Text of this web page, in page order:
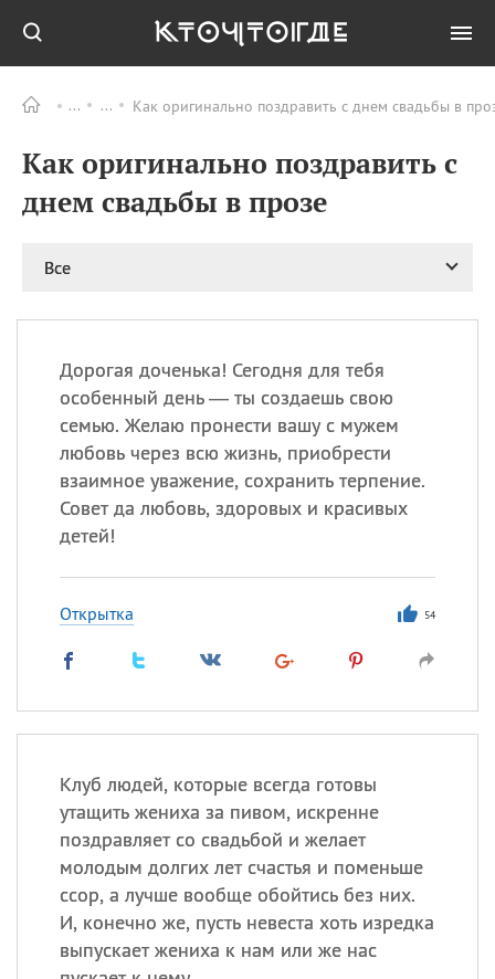
Как оригинально поздравить с днем свадьбы в
Как оригинально поздравить с
днем свадьбы в прозе
Все
Дорогая доченька! Сегодня для тебя
особенный день — ты создаешь свою
семью. Желаю пронести вашу с мужем
любовь через всю жизнь, приобрести
взаимное уважение, сохранить терпение.
Совет да любовь, здоровых и красивых
детей!
Открытка 54
Клуб людей, которые всегда готовы
утащить жениха за пивом, искренне
поздравляет со свадьбой и желает
молодым долгих лет счастья и поменьше
ссор, а лучше вообще обойтись без них.
И, конечно же, пусть невеста хоть изредка
выпускает жениха к нам или же нас
ПРАЗДНИКИ Все
06.08
Преображение
Господне у западных
христиан
Романа и Давида
07.08
День ассирийских
мучеников
Национальный день
маяка
Годовщина битвы при
Бояка
Сегодня празднуют именины
Анатолий , Афанасий, Борис
Посмотреть значение
происхождение